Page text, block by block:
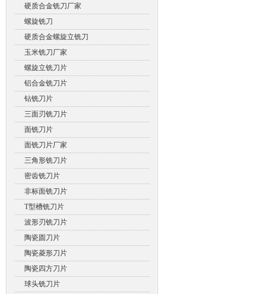
硬质合金铣刀厂家
螺旋铣刀
硬质合金螺旋立铣刀
玉米铣刀厂家
螺旋立铣刀片
铝合金铣刀片
钻铣刀片
三面刃铣刀片
面铣刀片
面铣刀片厂家
三角形铣刀片
密齿铣刀片
非标面铣刀片
T型槽铣刀片
波形刃铣刀片
陶瓷圆刀片
陶瓷菱形刀片
陶瓷四方刀片
球头铣刀片